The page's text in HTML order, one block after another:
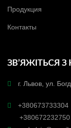
Продукция
Контакты
ЗВ’ЯЖІТЬСЯ
г. Львов, ул.
+380673733304
+380672232750